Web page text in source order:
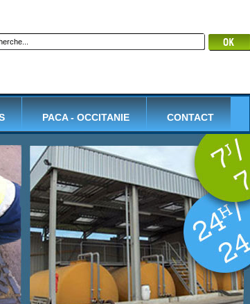
PACA - OCCITANIE CONTACT